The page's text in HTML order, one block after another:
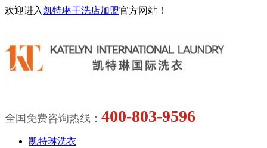
欢迎进入凯特琳干洗店加盟官方网站！
全国免费咨询热线： 400-803-9596
凯特琳洗衣